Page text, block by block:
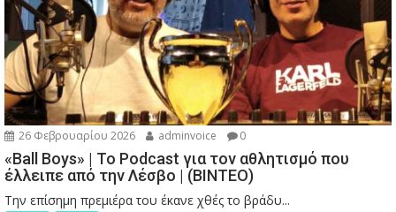
26 Φεβρουαρίου 2026 adminvoice 0
«Ball Boys» | Το Podcast για τον αθλητισμό που
έλλειπε από την Λέσβο | (ΒΙΝΤΕΟ)
Την επίσημη πρεμιέρα του έκανε χθές το βράδυ...